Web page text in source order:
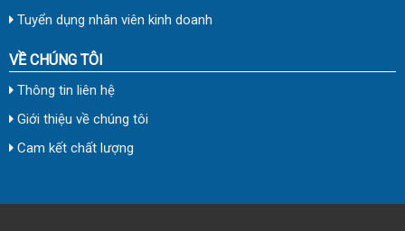
Tuyển dụng nhân viên kinh doanh
VỀ CHÚNG TÔI
Thông tin liên hệ
Giới thiệu về chúng tôi
Cam kết chất lượng